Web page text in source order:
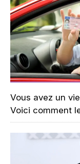
Vous avez un
Voici comment